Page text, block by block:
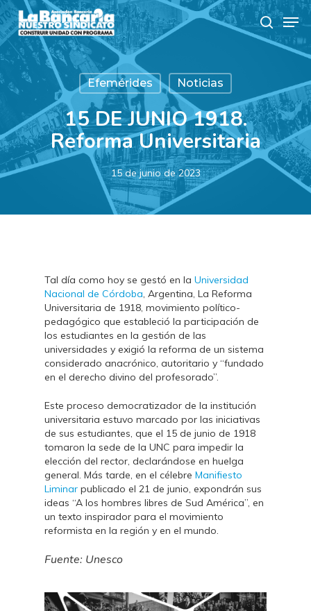
Skip
to
main
content
search
Efemérides Noticias
15 DE JUNIO 1918.
Reforma Universitaria
15 de junio de 2023
Tal día como hoy se gestó en la Universidad
Nacional de Córdoba, Argentina, La Reforma
Universitaria de 1918, movimiento político-
pedagógico que estableció la participación de
los estudiantes en la gestión de las
universidades y exigió la reforma de un sistema
considerado anacrónico, autoritario y “fundado
en el derecho divino del profesorado”.
Este proceso democratizador de la institución
universitaria estuvo marcado por las iniciativas
de sus estudiantes, que el 15 de junio de 1918
tomaron la sede de la UNC para impedir la
elección del rector, declarándose en huelga
general. Más tarde, en el célebre Manifiesto
Liminar publicado el 21 de junio, expondrán sus
ideas “A los hombres libres de Sud América”, en
un texto inspirador para el movimiento
reformista en la región y en el mundo.
Fuente: Unesco